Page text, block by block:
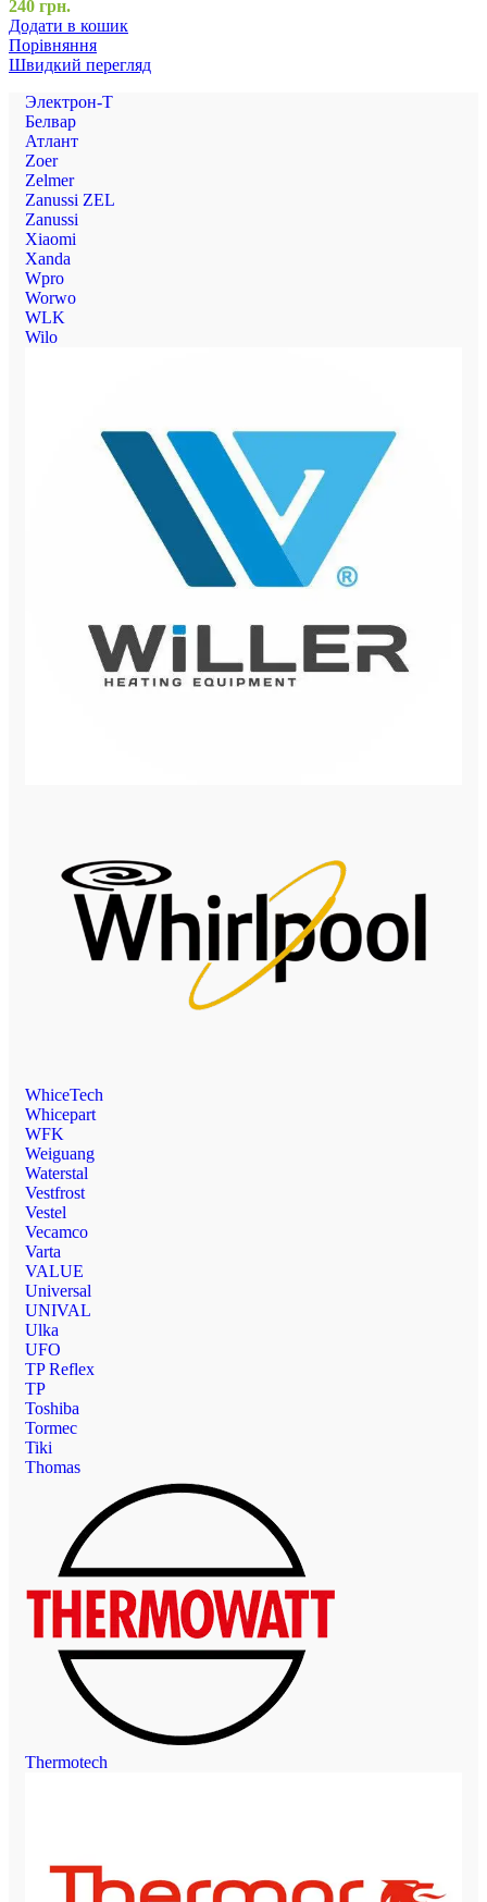
240 грн.
Додати в кошик
Порівняння
Швидкий перегляд
Электрон-Т
Белвар
Атлант
Zoer
Zelmer
Zanussi ZEL
Zanussi
Xiaomi
Xanda
Wpro
Worwo
WLK
Wilo
WhiceTech
Whicepart
WFK
Weiguang
Waterstal
Vestfrost
Vestel
Vecamco
Varta
VALUE
Universal
UNIVAL
Ulka
UFO
TP Reflex
TP
Toshiba
Tormec
Tiki
Thomas
Thermotech